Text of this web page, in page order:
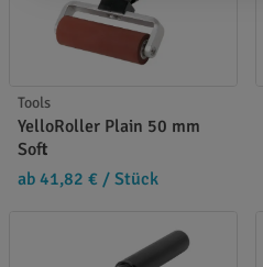
Tools
YelloRoller Plain 50 mm
Soft
ab 41,82 € / Stück